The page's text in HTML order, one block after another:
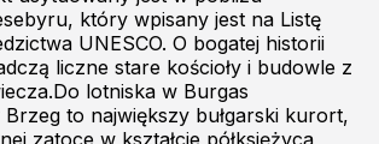
który wpisany jest na Listę
UNESCO. O bogatej historii
liczne stare kościoły i budowle z
lotniska w Burgas
Brzeg to największy bułgarski kurort,
zatoce w kształcie półksiężyca